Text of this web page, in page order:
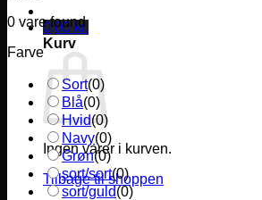
0,00 kr.
Kurv
Ingen varer i kurven.
Tilbage til shoppen
0 vare found
Farve
Sort(0)
Blå(0)
Hvid(0)
Navy(0)
Grøn(0)
sort/sort(0)
sort/guld(0)